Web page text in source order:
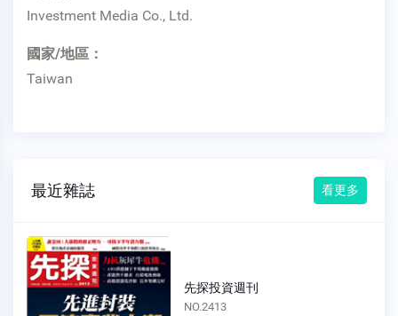
Investment Media Co., Ltd.
國家/地區：
Taiwan
最近雜誌 看更多
先探投資週刊
NO.2413